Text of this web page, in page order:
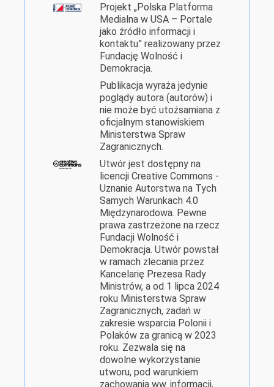
Projekt „Polska Platforma
Medialna w USA – Portale
jako źródło informacji i
kontaktu” realizowany przez
Fundację Wolność i
Demokracja.
Publikacja wyraża jedynie
poglądy autora (autorów) i
nie może być utożsamiana z
oficjalnym stanowiskiem
Ministerstwa Spraw
Zagranicznych.
Utwór jest dostępny na
licencji Creative Commons -
Uznanie Autorstwa na Tych
Samych Warunkach 4.0
Międzynarodowa. Pewne
prawa zastrzeżone na rzecz
Fundacji Wolność i
Demokracja. Utwór powstał
w ramach zlecania przez
Kancelarię Prezesa Rady
Ministrów, a od 1 lipca 2024
roku Ministerstwa Spraw
Zagranicznych, zadań w
zakresie wsparcia Polonii i
Polaków za granicą w 2023
roku. Zezwala się na
dowolne wykorzystanie
utworu, pod warunkiem
zachowania ww. informacji,